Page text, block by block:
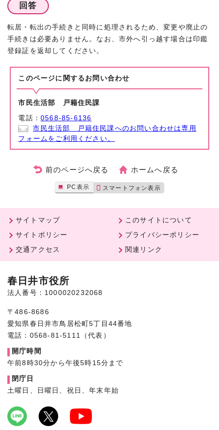
回答
転居・転出の手続きと同時に処理されるため、変更や廃止の
手続きは必要ありません。なお、市外へ引っ越す場合は印鑑
登録証を返却してください。
このページに関する お問い合わせ
市民生活部 戸籍住民課
電話：0568-85-6136
市民生活部 戸籍住民課へのお問い合わせは専用
フォームをご利用ください。
前のページへ戻る ホームへ戻る
PC表示 スマートフォン表示
サイトマップ
このサイトについて
サイトポリシー
プライバシーポリシー
交通アクセス
関連リンク
春日井市役所
法人番号：1000020232068
〒486-8686
愛知県春日井市鳥居松町5丁目44番地
電話：0568-81-5111（代表）
開庁時間
午前8時30分から午後5時15分まで
閉庁日
土曜日、日曜日、祝日、年末年始